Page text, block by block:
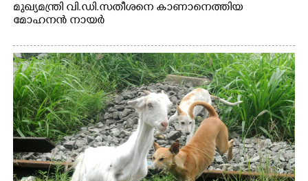
മുഖ്യമന്ത്രി വി.ഡി.സതീശനെ കാണാനെത്തിയ
മോഹനൻ നായർ